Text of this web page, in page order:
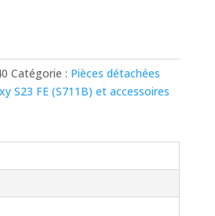
Catégorie : Pièces détachées
S23 FE (S711B) et accessoires